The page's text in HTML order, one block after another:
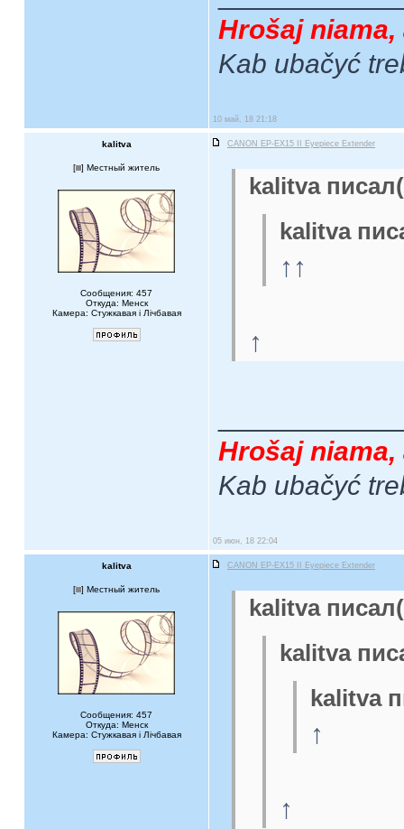
Hrošaj
Kab ubačyć
10 май, 18 21:18
kalitva CANON EP-EX15 II Eyepiece Extender
[ ] Местный житель
Сообщения: 457
Откуда: Менск
Камера: Стужкавая i Лічбавая
kalitva
kalitva
↑↑
↑
Hrošaj
Kab ubačyć
05 июн, 18 22:04
kalitva CANON EP-EX15 II Eyepiece Extender
[ ] Местный житель
Сообщения: 457
Откуда: Менск
Камера: Стужкавая i Лічбавая
kalitva
kalitva
kalitva
↑
↑